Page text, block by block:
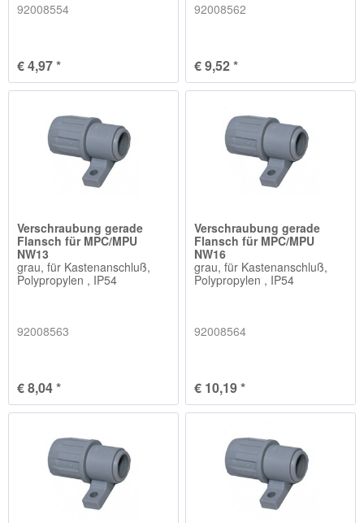
92008554
€ 4,97 *
92008562
€ 9,52 *
Verschraubung gerade
Flansch für MPC/MPU
NW13
grau, für Kastenanschluß,
Polypropylen , IP54
92008563
€ 8,04 *
Verschraubung gerade
Flansch für MPC/MPU
NW16
grau, für Kastenanschluß,
Polypropylen , IP54
92008564
€ 10,19 *